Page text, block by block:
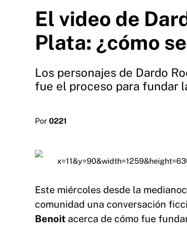
El video de
Plata: ¿cómo
Los personajes de Dardo
fue el proceso para fundar
Por 0221
Este miércoles desde la
comunidad una conversación
Benoit acerca de cómo fue